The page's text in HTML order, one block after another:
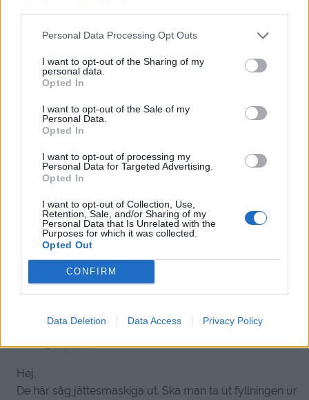
Personal Data Processing Opt Outs
I want to opt-out of the Sharing of my
personal data.
Opted In
I want to opt-out of the Sale of my
Personal Data.
Opted In
I want to opt-out of processing my
Personal Data for Targeted Advertising.
Opted In
I want to opt-out of Collection, Use,
Retention, Sale, and/or Sharing of my
Personal Data that Is Unrelated with the
Purposes for which it was collected.
Opted Out
CONFIRM
Data Deletion Data Access Privacy Policy
10 år sedan
Hej! Tänkte baka dessa ’oreo & pollafudge’ och ge bort
i julklapp:) men jag är en väldigt ovan bakare, vad är
det för färskost man ska ha? Tack på förhand:) god jul!
Svara
Reply toErik
Vi använde Philadelphia färskost, dom är på 200g så
passar utmärkt att göra dubbel sats (vilket jag
rekommenderar)!
0 Svara
Therese
10 år sedan
Hej,
De här såg jättesmaskiga ut. Ska man ta ut fyllningen ur